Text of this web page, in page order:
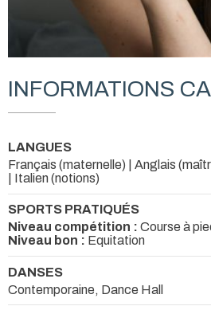
INFORMATIONS
LANGUES
Français (maternelle) | Anglais
| Italien (notions)
SPORTS PRATIQUÉS
Niveau compétition : Course à
Niveau bon : Equitation
DANSES
Contemporaine, Dance Hall